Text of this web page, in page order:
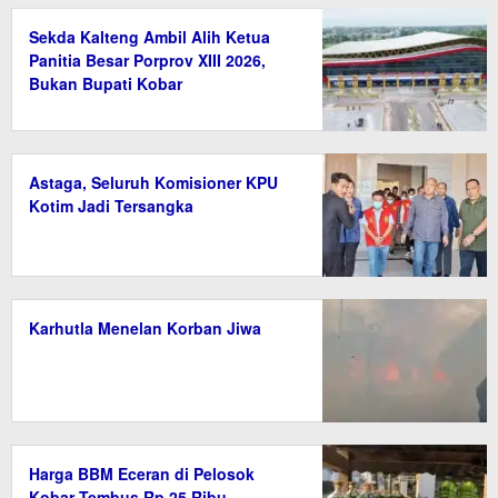
Sekda Kalteng Ambil Alih Ketua
Panitia Besar Porprov XIII 2026,
Bukan Bupati Kobar
Astaga, Seluruh Komisioner KPU
Kotim Jadi Tersangka
Karhutla Menelan Korban Jiwa
Harga BBM Eceran di Pelosok